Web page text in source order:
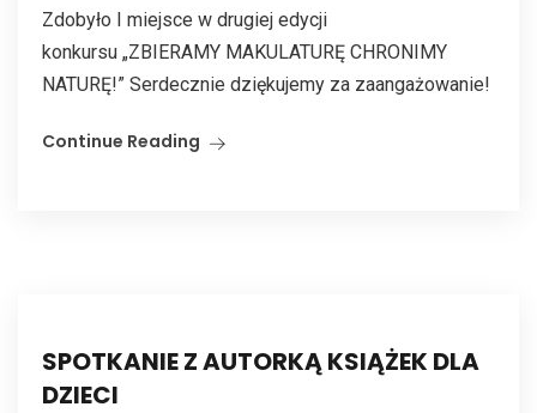
Zdobyło I miejsce w drugiej edycji
konkursu „ZBIERAMY MAKULATURĘ CHRONIMY
NATURĘ!” Serdecznie dziękujemy za zaangażowanie!
Continue Reading
SPOTKANIE Z AUTORKĄ KSIĄŻEK DLA
DZIECI